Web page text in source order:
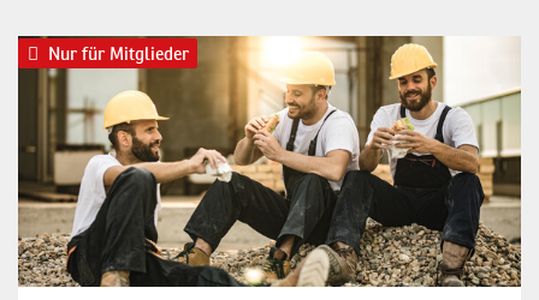
Nur für Mitglieder